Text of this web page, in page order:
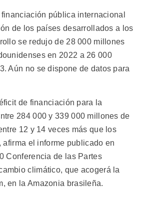
pública internacional
de los países desarrollados a los
se redujo de 28 000 millones
en 2022 a 26 000
Aún no se dispone de datos para
de financiación para la
284 000 y 339 000 millones de
12 y 14 veces más que los
afirma el informe publicado en
Conferencia de las Partes
climático, que acogerá la
en la Amazonia brasileña.